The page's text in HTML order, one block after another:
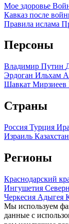
Мое здоровье
Кавказ после
Правила ислама
Персоны
Владимир Путин
Эрдоган Ильхам
Шавкат Мирзиеев
Страны
Россия Турция
Израиль Казахстан
Регионы
Краснодарский
Ингушетия
Черкесия Адыгея
Мы используем
данные с